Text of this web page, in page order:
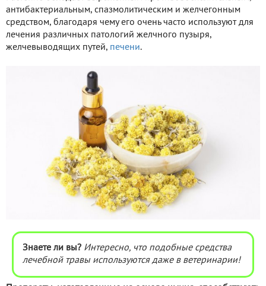
антибактериальным, спазмолитическим и желчегонным
средством, благодаря чему его очень часто используют для
лечения различных патологий желчного пузыря,
желчевыводящих путей, печени.
Знаете ли вы? Интересно, что подобные средства
лечебной травы используются даже в ветеринарии!